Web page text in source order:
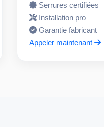
Serrures certifiées
Installation pro
Garantie fabricant
Appeler maintenant